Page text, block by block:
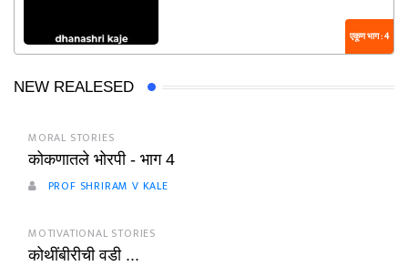
एकूण भाग : 4
NEW REALESED
MORAL STORIES
कोकणातले भोरपी - भाग 4
PROF SHRIRAM V KALE
MOTIVATIONAL STORIES
कोथींबीरीची वडी ...